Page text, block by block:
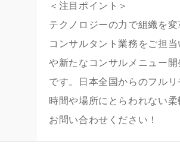
＜注目ポイント＞
テクノロジーの力で組織を
コンサルタント業務をご担
や新たなコンサルメニュー
です。日本全国からのフル
時間や場所にとらわれない
お問い合わせください！